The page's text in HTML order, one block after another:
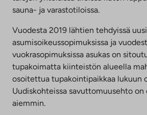
sauna- ja varastotiloissa.
Vuodesta 2019 lähtien tehdyissä
asumisoikeussopimuksissa ja
vuokrasopimuksissa asukas on
tupakoimatta kiinteistön alueella
osoitettua tupakointipaikkaa lukuun
Uudiskohteissa savuttomuusehto
aiemmin.